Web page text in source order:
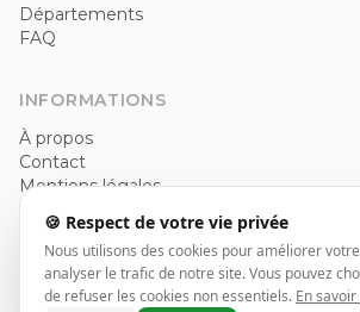
Départements
FAQ
INFORMATIONS
À propos
Contact
Mentions légales
CGU🍪 Respect de votre vie privée
Nous utilisons des cookies pour améliorer
analyser le trafic de notre site. Vous pouvez
de refuser les cookies non essentiels. En savoir